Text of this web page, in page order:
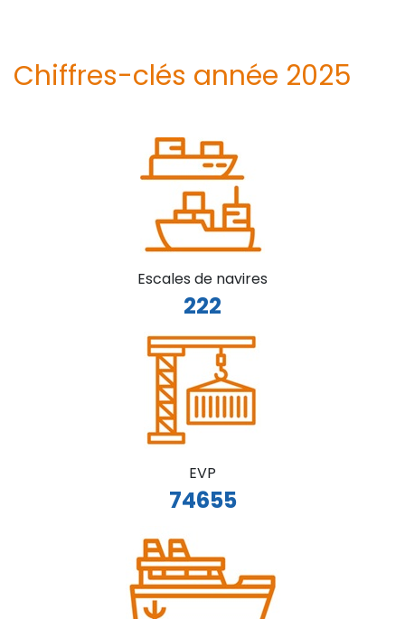
Chiffres-clés année 2025
Escales de navires
222
EVP
74655